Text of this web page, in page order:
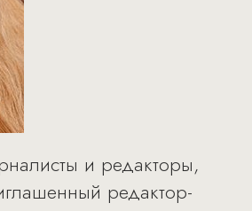
и редакторы,
редактор-